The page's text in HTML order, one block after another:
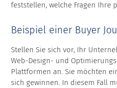
feststellen, welche Fragen Ihre
Beispiel einer Buyer
Stellen Sie sich vor, Ihr
Web-Design- und
Plattformen an. Sie möchten
sich gewinnen. In diesem Fall